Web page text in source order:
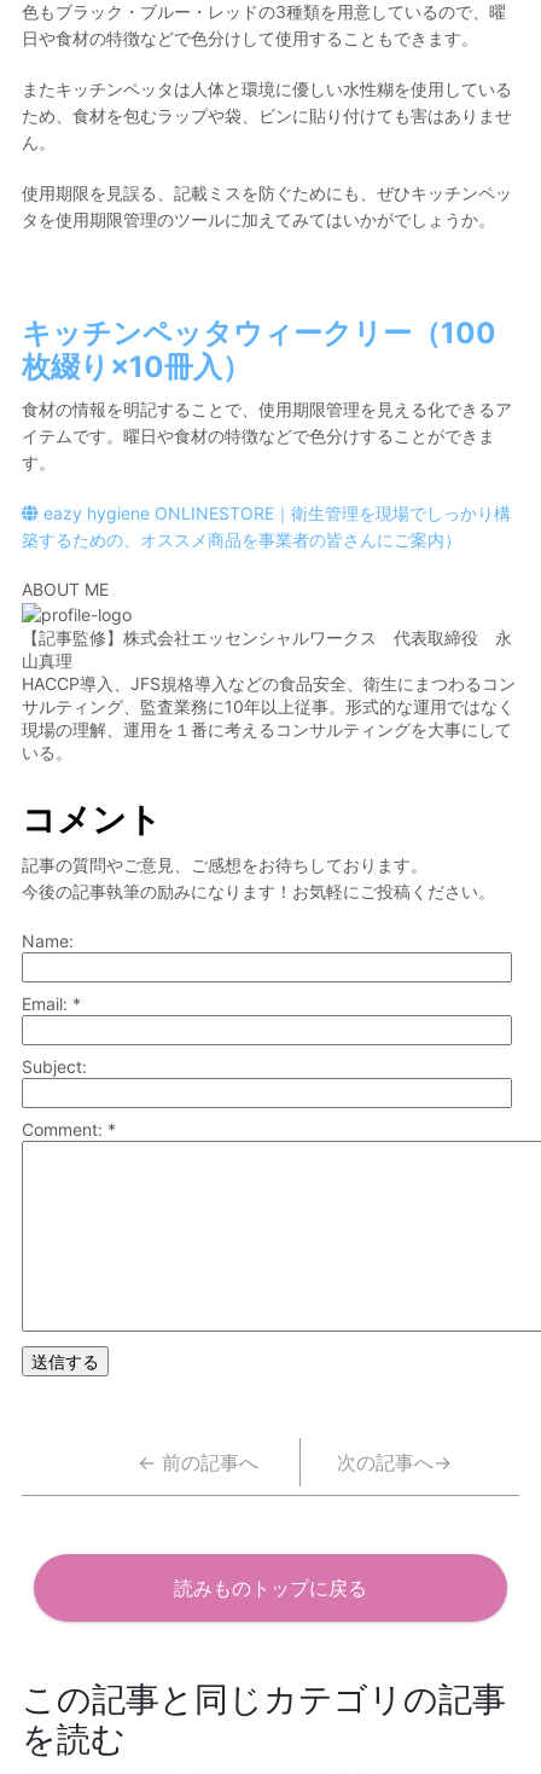
色もブラック・ブルー・レッドの3種類を用意しているので、曜
日や食材の特徴などで色分けして使用することもできます。
またキッチンペッタは人体と環境に優しい水性糊を使用している
ため、食材を包むラップや袋、ビンに貼り付けても害はありませ
ん。
使用期限を見誤る、記載ミスを防ぐためにも、ぜひキッチンペッ
タを使用期限管理のツールに加えてみてはいかがでしょうか。
キッチンペッタウィークリー（100
枚綴り×10冊入）
食材の情報を明記することで、使用期限管理を見える化できるア
イテムです。曜日や食材の特徴などで色分けすることができま
す。
eazy hygiene ONLINESTORE｜衛生管理を現場でしっかり構
築するための、オススメ商品を事業者の皆さんにご案内）
ABOUT ME
【記事監修】株式会社エッセンシャルワークス 代表取締役 永
山真理
HACCP導入、JFS規格導入などの食品安全、衛生にまつわるコン
サルティング、監査業務に10年以上従事。形式的な運用ではなく
現場の理解、運用を１番に考えるコンサルティングを大事にして
いる。
コメント
記事の質問やご意見、ご感想をお待ちしております。
今後の記事執筆の励みになります！お気軽にご投稿ください。
Name:
Email: *
Subject:
Comment: *
← 前の記事へ 次の記事へ→
読みものトップに戻る
この記事と同じカテゴリの記事
を読む